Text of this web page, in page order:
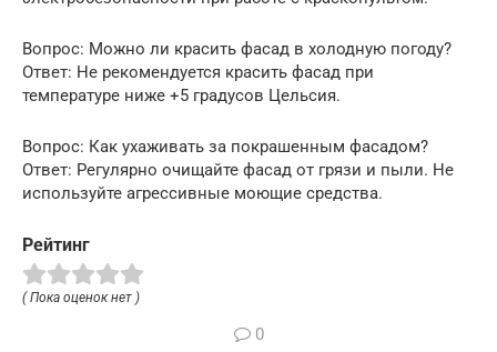
Вопрос: Можно ли красить фасад в холодную погоду?
Ответ: Не рекомендуется красить фасад при
температуре ниже +5 градусов Цельсия.
Вопрос: Как ухаживать за покрашенным фасадом?
Ответ: Регулярно очищайте фасад от грязи и пыли. Не
используйте агрессивные моющие средства.
Рейтинг
( Пока оценок нет )
0